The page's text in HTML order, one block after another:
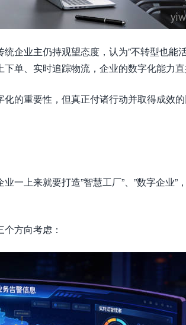
企业主仍持观望态度，认为”不转型也能
单、实时追踪物流，企业的数字化能力直
的重要性，但真正付诸行动并取得成效
一上来就要打造”智慧工厂”、”数字企业”
方向考虑：